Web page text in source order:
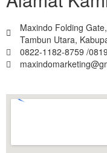
Maxindo Folding
Tambun Utara,
0822-1182-8759 /